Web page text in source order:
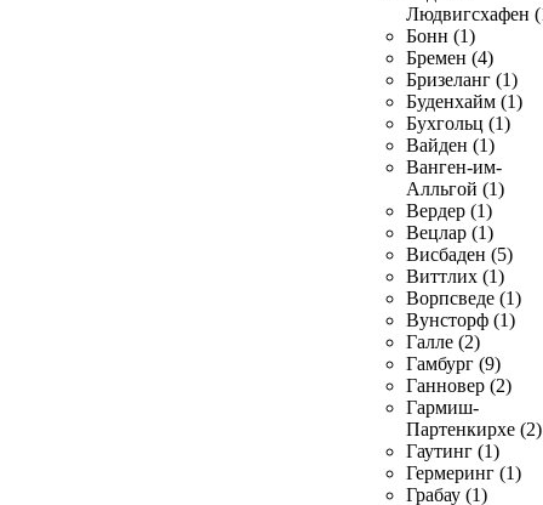
Людвигсхафен
Бонн (1)
Бремен (4)
Бризеланг (1)
Буденхайм (1)
Бухгольц (1)
Вайден (1)
Ванген-им-
Алльгой (1)
Вердер (1)
Вецлар (1)
Висбаден (5)
Виттлих (1)
Ворпсведе (1)
Вунсторф (1)
Галле (2)
Гамбург (9)
Ганновер (2)
Гармиш-
Партенкирхе (2)
Гаутинг (1)
Гермеринг (1)
Грабау (1)